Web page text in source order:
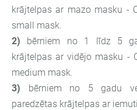
krājtelpas ar mazo masku -
small mask.
2) bērniem no 1 līdz 5
krājtelpas ar vidējo masku -
medium mask.
3) bērniem no 5 gadu
paredzētas krājtelpas ar